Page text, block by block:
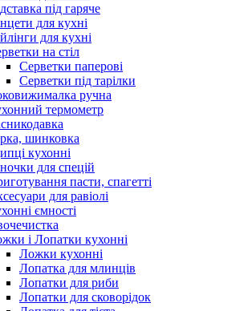
під гаряче
для кухні
для кухні
на стіл
Серветки паперові
Серветки під тарілки
ручна
термометр
шинковка
кухонні
для спецій
пасти, спагетті
для равіолі
ємності
і Лопатки кухонні
Ложки кухонні
Лопатка для млинців
Лопатки для риби
Лопатки для сковорідок